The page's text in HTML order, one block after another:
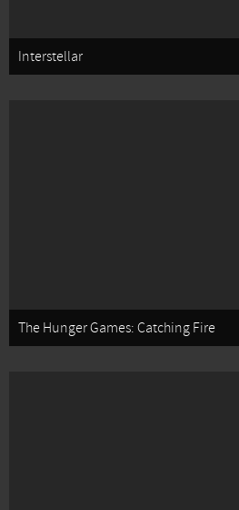
Interstellar
The Hunger Games: Catching Fire